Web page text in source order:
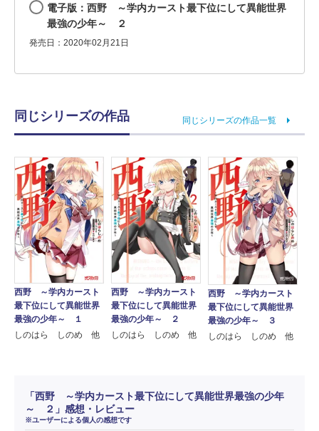
電子版：西野 ～学内カースト最下位にして異能世界
最強の少年～ ２
発売日：2020年02月21日
同じシリーズの作品 同じシリーズの作品一覧
西野 ～学内カースト
最下位にして異能世界
最強の少年～ １
しのはら しのめ 他
西野 ～学内カースト
最下位にして異能世界
最強の少年～ ２
しのはら しのめ 他
西野 ～学内カースト
最下位にして異能世界
最強の少年～ ３
しのはら しのめ 他
「西野 ～学内カースト最下位にして異能世界最強の少年
～ ２」感想・レビュー
※ユーザーによる個人の感想です